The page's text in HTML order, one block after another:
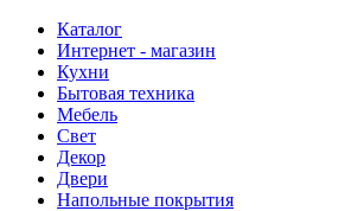
Каталог
Интернет - магазин
Кухни
Бытовая техника
Мебель
Свет
Декор
Двери
Напольные покрытия